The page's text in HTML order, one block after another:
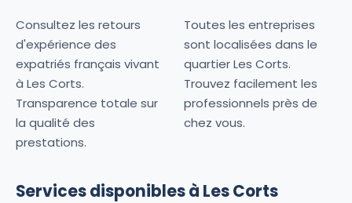
Consultez les retours
d'expérience des
expatriés français vivant
à Les Corts.
Transparence totale sur
la qualité des
prestations.
Toutes les entreprises
sont localisées dans le
quartier Les Corts.
Trouvez facilement les
professionnels près de
chez vous.
Services disponibles à Les Corts